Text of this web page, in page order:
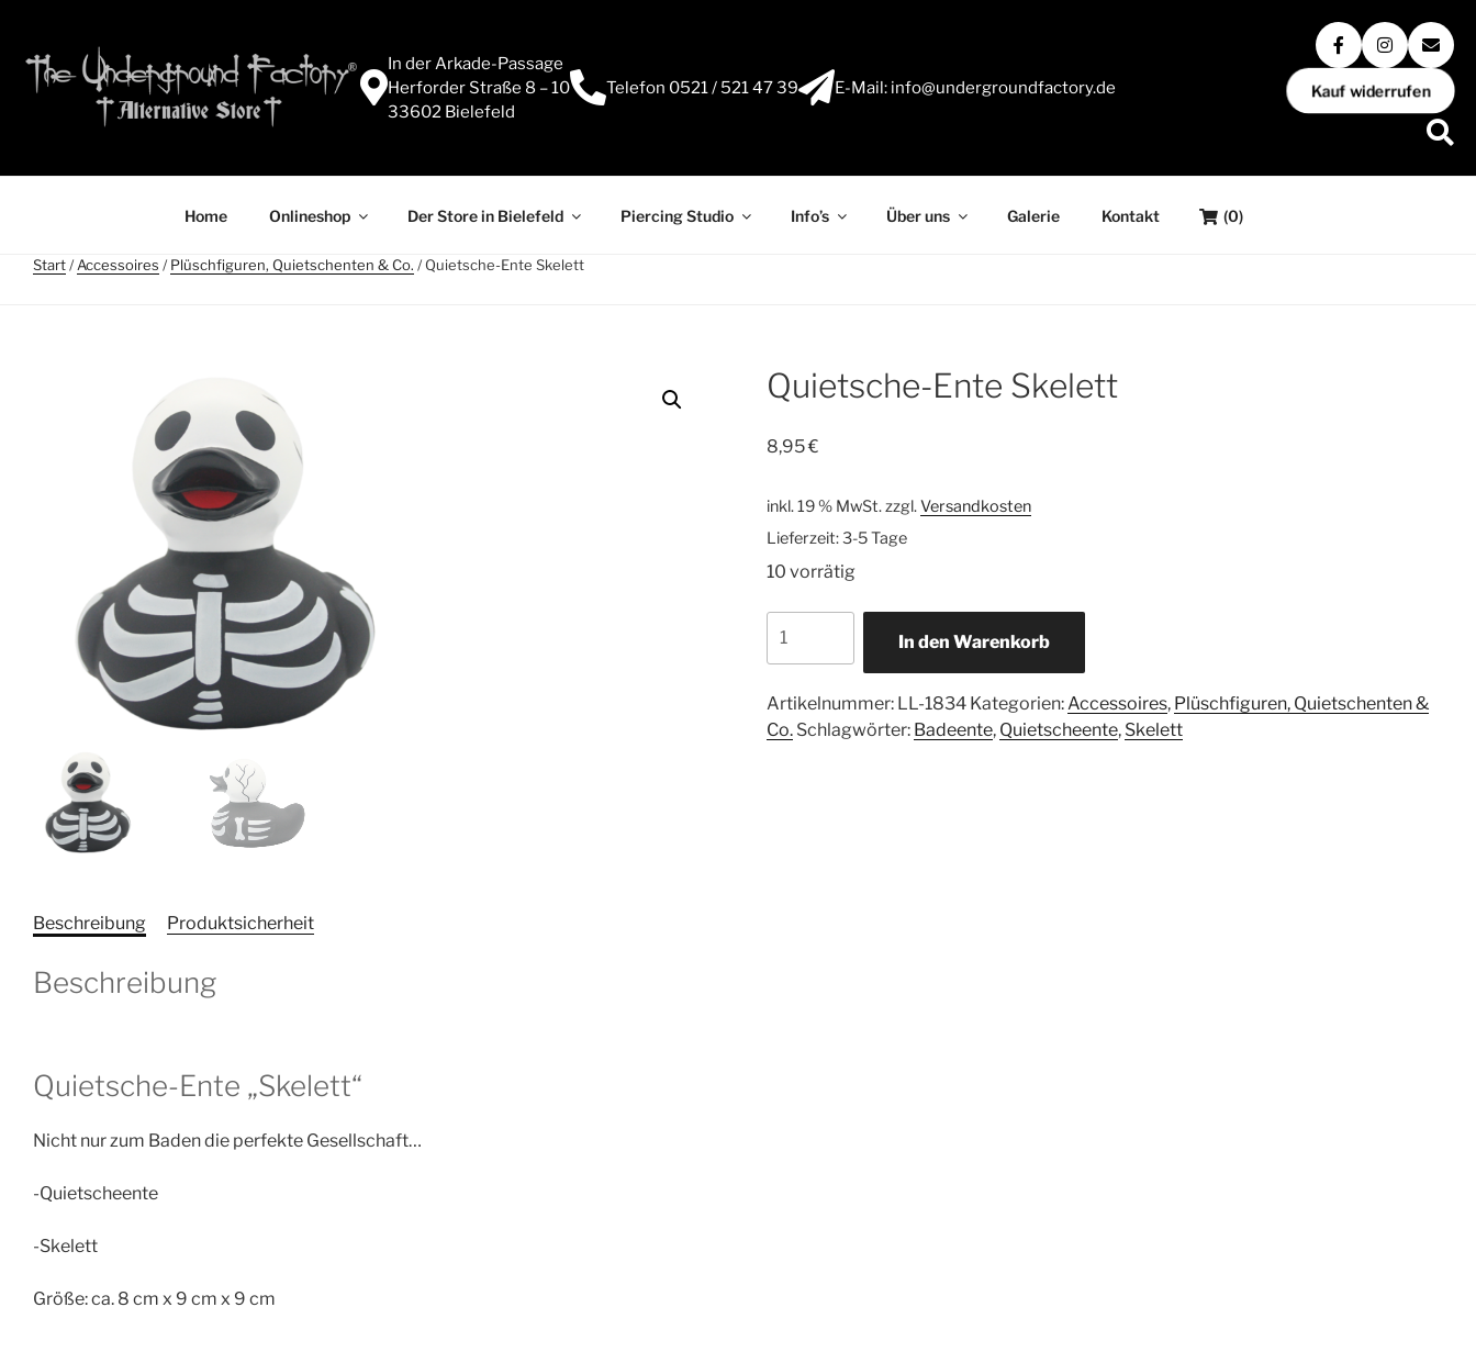
In der Arkade-Passage
Herforder Straße 8 – 10
33602 Bielefeld
Telefon 0521 / 521 47 39 E-Mail: info@undergroundfactory.de Kauf widerrufen
Home Onlineshop Der Store in Bielefeld Piercing Studio Info’s Über uns Galerie Kontakt (0)
Start/Accessoires /Plüschfiguren, Quietschenten & Co. / Quietsche-Ente Skelett
Quietsche-Ente Skelett
8,95€
inkl. 19 % MwSt.zzgl.Versandkosten
Lieferzeit:3-5 Tage
10 vorrätig
In den Warenkorb
Artikelnummer: LL-1834 Kategorien: Accessoires, Plüschfiguren, Quietschenten &
Co. Schlagwörter: Badeente, Quietscheente, Skelett
Beschreibung Produktsicherheit
Beschreibung
Quietsche-Ente „Skelett“
Nicht nur zum Baden die perfekte Gesellschaft…
-Quietscheente
-Skelett
Größe: ca. 8 cm x 9 cm x 9 cm